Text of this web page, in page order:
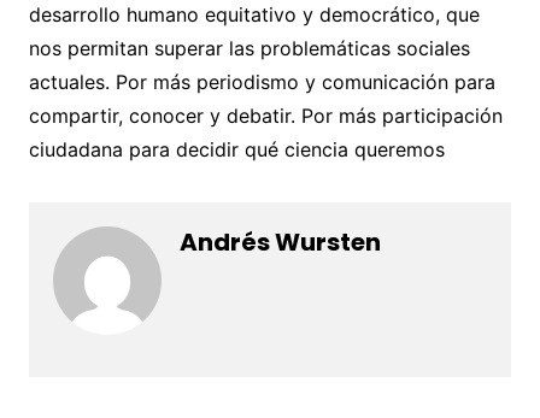
desarrollo humano equitativo y democrático, que
nos permitan superar las problemáticas sociales
actuales. Por más periodismo y comunicación para
compartir, conocer y debatir. Por más participación
ciudadana para decidir qué ciencia queremos
Andrés Wursten